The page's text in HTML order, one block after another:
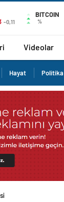
-0,11
BITCOIN
%
Videolar
Hayat Politika